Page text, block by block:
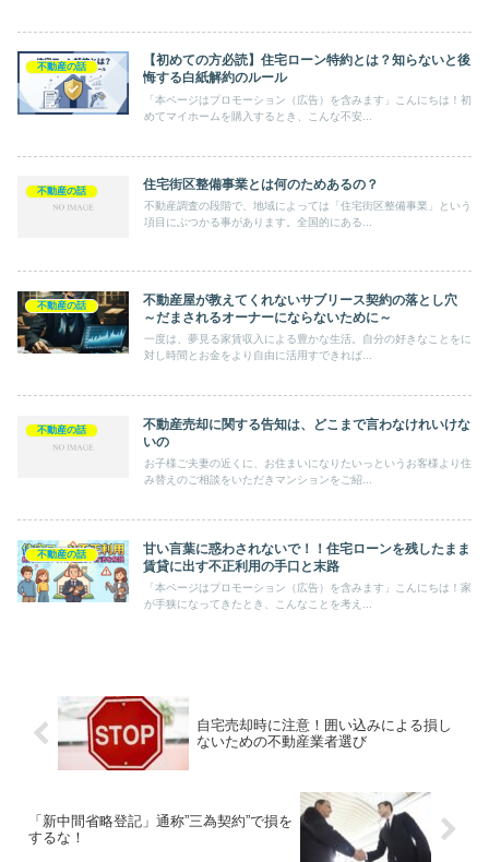
不動産の話
【初めての方必読】住宅ローン特約とは？知らないと後
悔する白紙解約のルール
「本ページはプロモーション（広告）を含みます」こんにちは！初
めてマイホームを購入するとき、こんな不安...
不動産の話 住宅街区整備事業とは何のためあるの？
不動産調査の段階で、地域によっては「住宅街区整備事業」という
項目にぶつかる事があります。全国的にある...
不動産の話
不動産屋が教えてくれないサブリース契約の落とし穴
～だまされるオーナーにならないために～
一度は、夢見る家賃収入による豊かな生活。自分の好きなことをに
対し時間とお金をより自由に活用すできれば...
不動産の話
不動産売却に関する告知は、どこまで言わなけれいけな
いの
お子様ご夫妻の近くに、お住まいになりたいっというお客様より住
み替えのご相談をいただきマンションをご紹...
不動産の話
甘い言葉に惑わされないで！！住宅ローンを残したまま
賃貸に出す不正利用の手口と末路
「本ページはプロモーション（広告）を含みます」こんにちは！家
が手狭になってきたとき、こんなことを考え...
自宅売却時に注意！囲い込みによる損し
ないための不動産業者選び
「新中間省略登記」通称”三為契約”で損を
するな！